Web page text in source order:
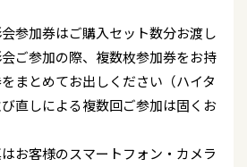
参加券はご購入セット数分お渡し
ご参加の際、複数枚参加券をお持
まとめてお出しください（ハイタ
直しによる複数回ご参加は固くお
お客様のスマートフォン・カメラ